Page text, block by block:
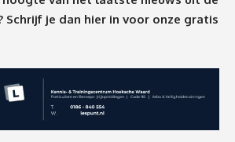
Schrijf je dan hier in voor onze gratis